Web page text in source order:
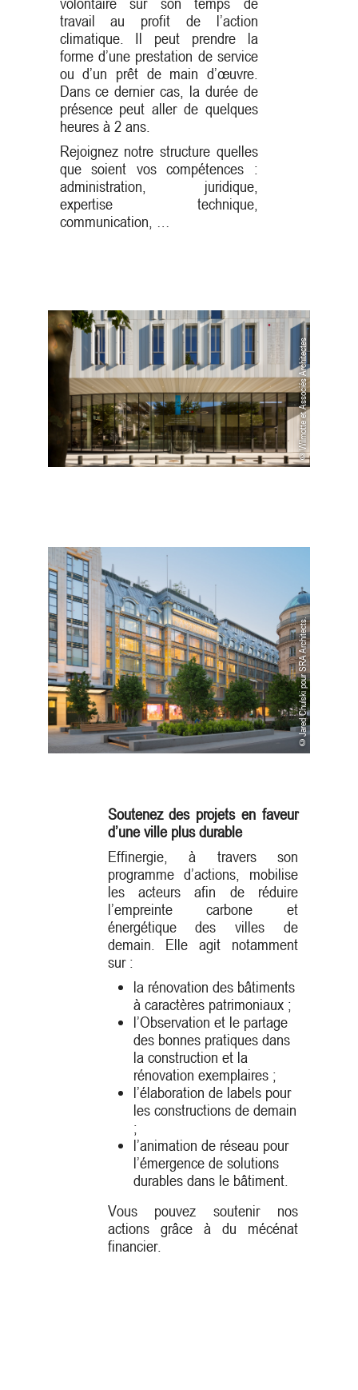
travail au profit de l’action
climatique. Il peut prendre la
forme d’une prestation de service
ou d’un prêt de main d’œuvre.
Dans ce dernier cas, la durée de
présence peut aller de quelques
heures à 2 ans.
Rejoignez notre structure quelles
que soient vos compétences :
administration, juridique,
expertise technique,
communication, …
©Wilmotte et Associés Architectes
©Jared Chulski pour SRA Architects.
Soutenez des projets en faveur
d’une ville plus durable
Effinergie, à travers son
programme d’actions, mobilise
les acteurs afin de réduire
l’empreinte carbone et
énergétique des villes de
demain. Elle agit notamment
sur :
la rénovation des bâtiments
à caractères patrimoniaux ;
l’Observation et le partage
des bonnes pratiques dans
la construction et la
rénovation exemplaires ;
l’élaboration de labels pour
les constructions de demain
;
l’animation de réseau pour
l’émergence de solutions
durables dans le bâtiment.
Vous pouvez soutenir nos
actions grâce à du mécénat
financier.